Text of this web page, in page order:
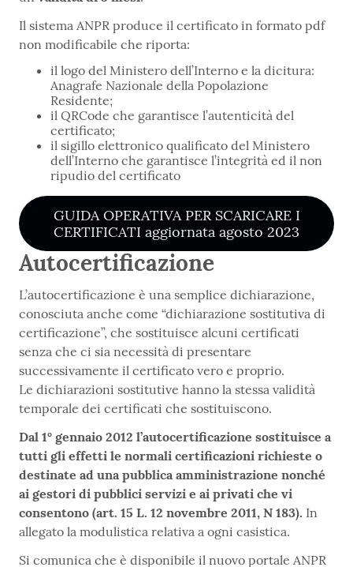
Il sistema ANPR produce il certificato in formato pdf
non modificabile che riporta:
il logo del Ministero dell’Interno e la dicitura:
Anagrafe Nazionale della Popolazione
Residente;
il QRCode che garantisce l’autenticità del
certificato;
il sigillo elettronico qualificato del Ministero
dell’Interno che garantisce l’integrità ed il non
ripudio del certificato
GUIDA OPERATIVA PER SCARICARE I
CERTIFICATI aggiornata agosto 2023
Autocertificazione
L’autocertificazione è una semplice dichiarazione,
conosciuta anche come “dichiarazione sostitutiva di
certificazione”, che sostituisce alcuni certificati
senza che ci sia necessità di presentare
successivamente il certificato vero e proprio.
Le dichiarazioni sostitutive hanno la stessa validità
temporale dei certificati che sostituiscono.
Dal 1° gennaio 2012 l’autocertificazione sostituisce a
tutti gli effetti le normali certificazioni richieste o
destinate ad una pubblica amministrazione nonché
ai gestori di pubblici servizi e ai privati che vi
consentono (art. 15 L. 12 novembre 2011, N 183). In
allegato la modulistica relativa a ogni casistica.
Si comunica che è disponibile il nuovo portale ANPR